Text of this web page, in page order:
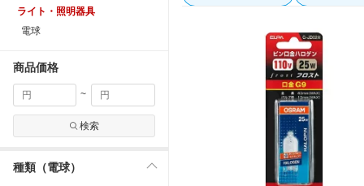
ライト・照明器具
電球
商品価格
~
検索
種類（電球）